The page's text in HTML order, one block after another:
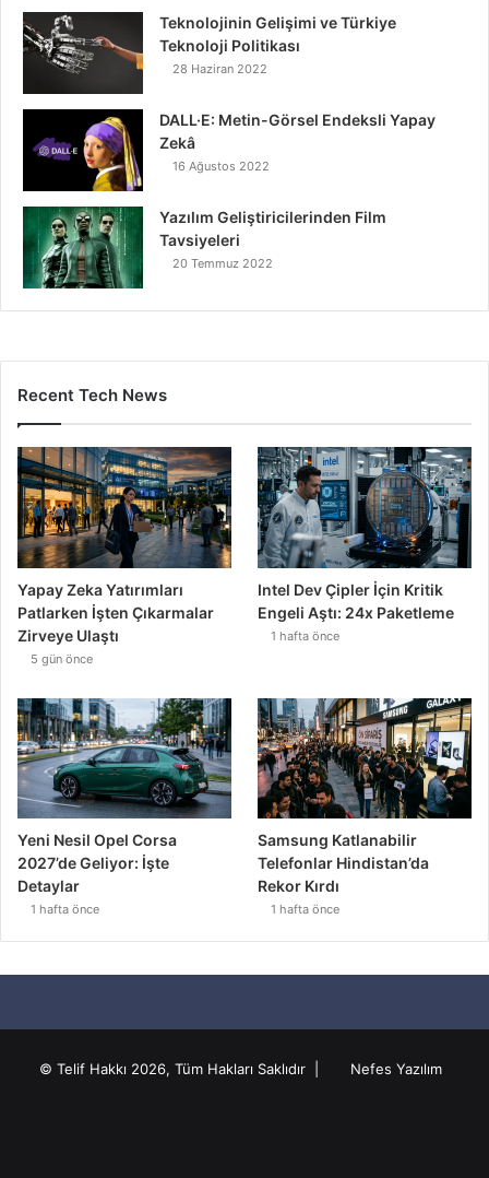
Teknolojinin Gelişimi ve Türkiye
Teknoloji Politikası
28 Haziran 2022
DALL·E: Metin-Görsel Endeksli Yapay
Zekâ
16 Ağustos 2022
Yazılım Geliştiricilerinden Film
Tavsiyeleri
20 Temmuz 2022
Recent Tech News
Yapay Zeka Yatırımları
Patlarken İşten Çıkarmalar
Zirveye Ulaştı
5 gün önce
Intel Dev Çipler İçin Kritik
Engeli Aştı: 24x Paketleme
1 hafta önce
Yeni Nesil Opel Corsa
2027’de Geliyor: İşte
Detaylar
1 hafta önce
Samsung Katlanabilir
Telefonlar Hindistan’da
Rekor Kırdı
1 hafta önce
© Telif Hakkı 2026, Tüm Hakları Saklıdır | Nefes Yazılım